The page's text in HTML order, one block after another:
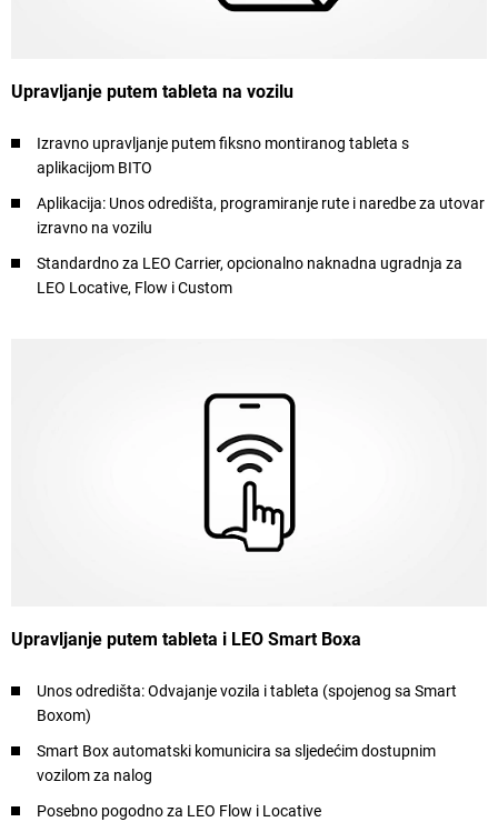
Upravljanje putem tableta na vozilu
Izravno upravljanje putem fiksno montiranog tableta s
aplikacijom BITO
Aplikacija: Unos odredišta, programiranje rute i naredbe za utovar
izravno na vozilu
Standardno za LEO Carrier, opcionalno naknadna ugradnja za
LEO Locative, Flow i Custom
Upravljanje putem tableta i LEO Smart Boxa
Unos odredišta: Odvajanje vozila i tableta (spojenog sa Smart
Boxom)
Smart Box automatski komunicira sa sljedećim dostupnim
vozilom za nalog
Posebno pogodno za LEO Flow i Locative